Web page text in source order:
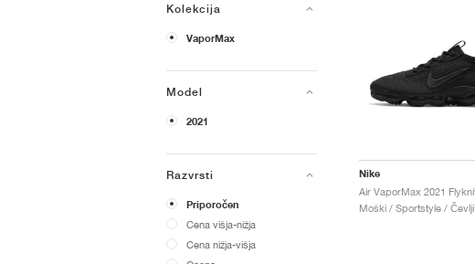
Kolekcija
VaporMax
Model
2021
Razvrsti
Priporočen
Cena višja-nižja
Cena nižja-višja
Nike
Moški / Sportstyle / Čevlji